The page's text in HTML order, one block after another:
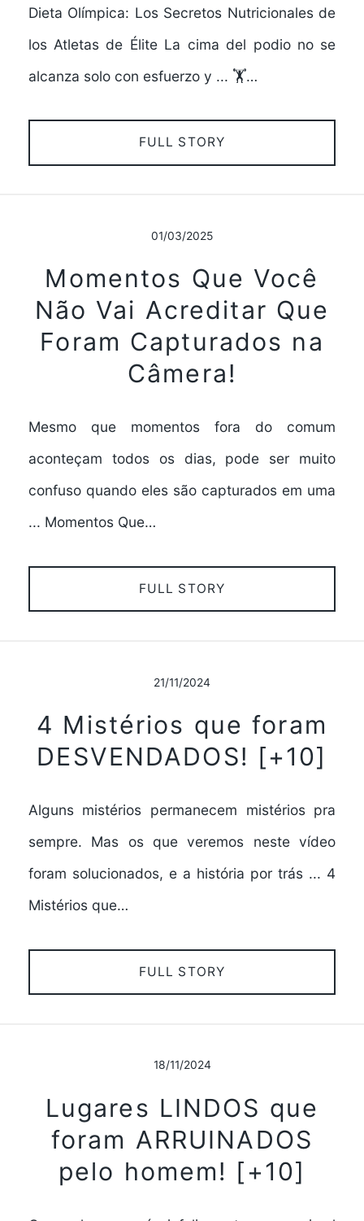
Dieta Olímpica: Los Secretos Nutricionales de
los Atletas de Élite La cima del podio no se
alcanza solo con esfuerzo y ... 🏋️…
FULL STORY
01/03/2025
Momentos Que Você
Não Vai Acreditar Que
Foram Capturados na
Câmera!
Mesmo que momentos fora do comum
aconteçam todos os dias, pode ser muito
confuso quando eles são capturados em uma
... Momentos Que…
FULL STORY
21/11/2024
4 Mistérios que foram
DESVENDADOS! [+10]
Alguns mistérios permanecem mistérios pra
sempre. Mas os que veremos neste vídeo
foram solucionados, e a história por trás ... 4
Mistérios que…
FULL STORY
18/11/2024
Lugares LINDOS que
foram ARRUINADOS
pelo homem! [+10]